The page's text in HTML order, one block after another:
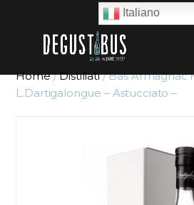
Home/Distillati/ Bas Armagnac
L.Dartigalongue – Astucciato –
Italiano